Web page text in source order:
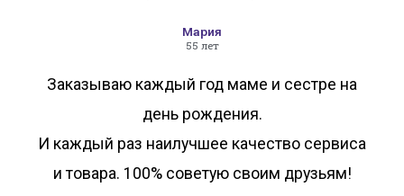
Мария
55 лет
Заказываю каждый год маме и сестре на
день рождения.
И каждый раз наилучшее качество сервиса
и товара. 100% советую своим друзьям!